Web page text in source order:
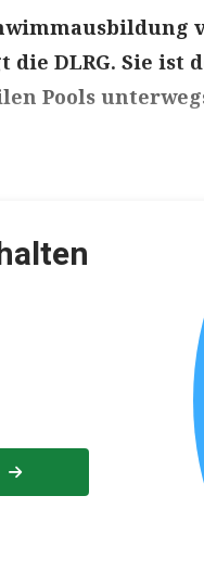
die DLRG. Sie ist
Pools